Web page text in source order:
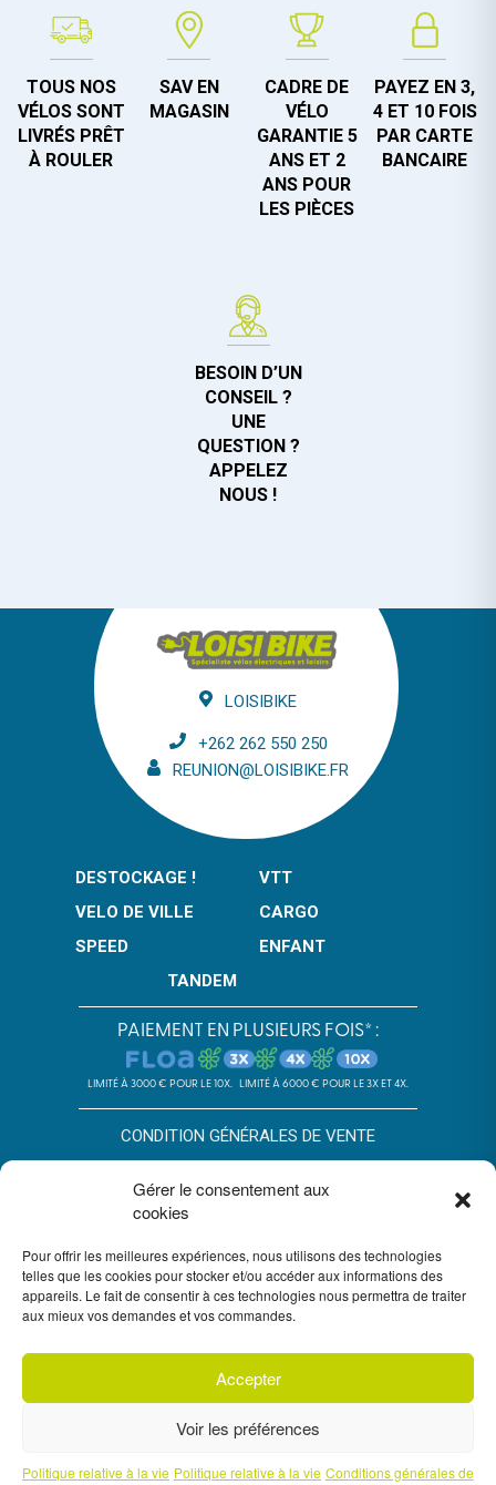
Gérer le consentement aux
cookies
Pour offrir les meilleures expériences, nous utilisons des technologies
telles que les cookies pour stocker et/ou accéder aux informations des
appareils. Le fait de consentir à ces technologies nous permettra de traiter
aux mieux vos demandes et vos commandes.
Accepter
Voir les préférences
Politique relative à la vie Politique relative à la vie Conditions générales de
TOUS NOS
VÉLOS SONT
LIVRÉS PRÊT
À ROULER
SAV EN
MAGASIN
CADRE DE
VÉLO
GARANTIE 5
ANS ET 2
ANS POUR
LES PIÈCES
PAYEZ EN 3,
4 ET 10 FOIS
PAR CARTE
BANCAIRE
BESOIN D’UN
CONSEIL ?
UNE
QUESTION ?
APPELEZ
NOUS !
LOISIBIKE
+262 262 550 250
REUNION@LOISIBIKE.FR
DESTOCKAGE !
VTT
VELO DE VILLE
CARGO
SPEED
ENFANT
TANDEM
PAIEMENT EN PLUSIEURS FOIS* :
LIMITÉ À 3000 € POUR LE 10X. LIMITÉ À 6000 € POUR LE 3X ET 4X.
CONDITION GÉNÉRALES DE VENTE
*SOUS RÉSERVE D’ACCEPTATION DU DOSSIER PAR FLOA. SA AU
IMMEUBLE G7, 71 RUE LUCIEN FAURE 33300 BORDEAUX,
ENREGISTRÉE À L’ORIAS SOUS LE N°07028160. SOUMISE AU
CONTRÔLE DE L’AUTORITÉ DE CONTRÔLE PRUDENTIEL ET DE
RÉSOLUTION, 4 PLACE DE BUDAPEST CS 92459, 75436 PARIS.
VOUS DISPOSEZ DU DÉLAI LÉGAL DE RÉTRACTATION. VOIR